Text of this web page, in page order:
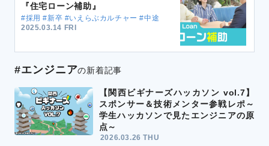
『住宅ローン補助』
#採用 #新卒 #いえらぶカルチャー #中途
2025.03.14 FRI
#エンジニアの新着記事
【関西ビギナーズハッカソン vol.7】
スポンサー＆技術メンター参戦レポ～
学生ハッカソンで見たエンジニアの原
点～
2026.03.26 THU